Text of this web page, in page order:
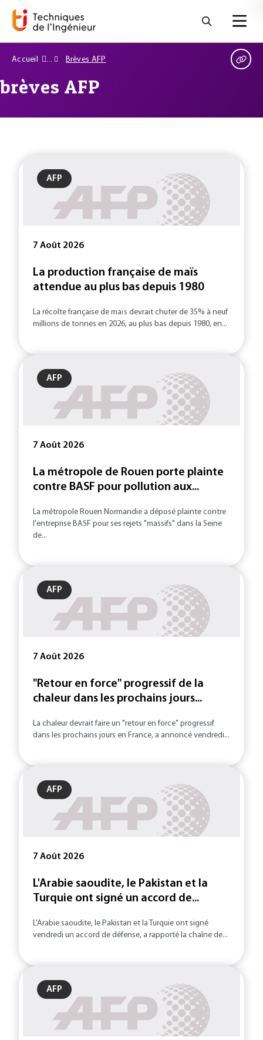
Accueil Brèves AFP
brèves AFP
AFP
7 Août 2026
La production française de maïs
attendue au plus bas depuis 1980
La récolte française de maïs devrait chuter de 35% à neuf
millions de tonnes en 2026, au plus bas depuis 1980, en...
AFP
7 Août 2026
La métropole de Rouen porte plainte
contre BASF pour pollution aux...
La métropole Rouen Normandie a déposé plainte contre
l'entreprise BASF pour ses rejets "massifs" dans la Seine
de...
AFP
7 Août 2026
"Retour en force" progressif de la
chaleur dans les prochains jours...
La chaleur devrait faire un "retour en force" progressif
dans les prochains jours en France, a annoncé vendredi...
AFP
7 Août 2026
L'Arabie saoudite, le Pakistan et la
Turquie ont signé un accord de...
L'Arabie saoudite, le Pakistan et la Turquie ont signé
vendredi un accord de défense, a rapporté la chaîne de...
AFP